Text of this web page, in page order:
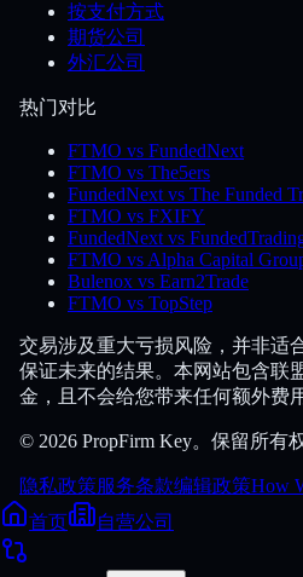
按支付方式
期货公司
外汇公司
热门对比
FTMO vs FundedNext
FTMO vs The5ers
FundedNext vs The Funded
FTMO vs FXIFY
FundedNext vs
FTMO vs Alpha Capital
Bulenox vs Earn2Trade
FTMO vs TopStep
交易涉及重大亏损风险，并非适
保证未来的结果。本网站包含
金，且不会给您带来任何额外费用
© 2026 PropFirm Key。保留所有
隐私政策服务条款编辑政策How
首页
自营公司